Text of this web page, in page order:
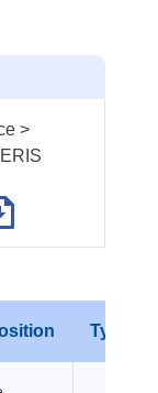
>
Type